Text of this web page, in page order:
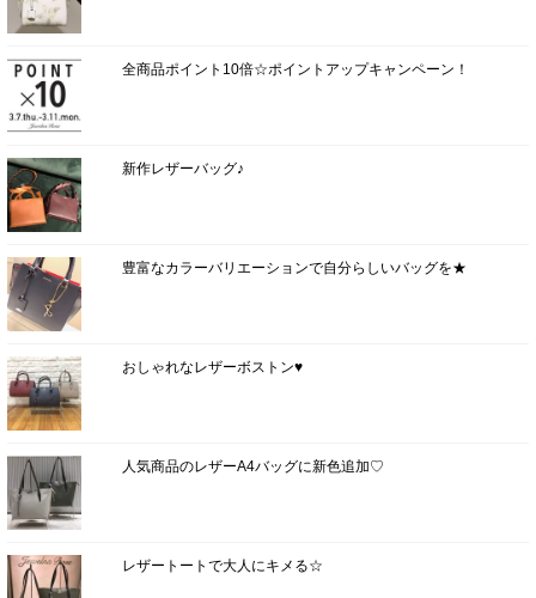
全商品ポイント10倍☆ポイントアップキャンペーン！
新作レザーバッグ♪
豊富なカラーバリエーションで自分らしいバッグを★
おしゃれなレザーボストン♥
人気商品のレザーA4バッグに新色追加♡
レザートートで大人にキメる☆